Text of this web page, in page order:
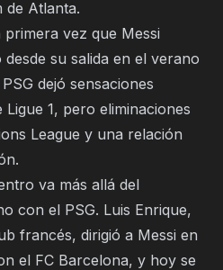
de Atlanta.
vez que Messi
su salida en el verano
dejó sensaciones
1, pero eliminaciones
League y una relación
va más allá del
con el PSG. Luis Enrique,
francés, dirigió a Messi en
el FC Barcelona, y hoy se